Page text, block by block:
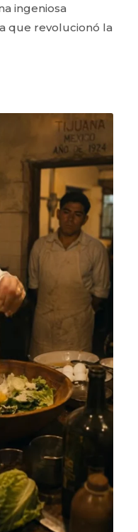
ingeniosa
que revolucionó la